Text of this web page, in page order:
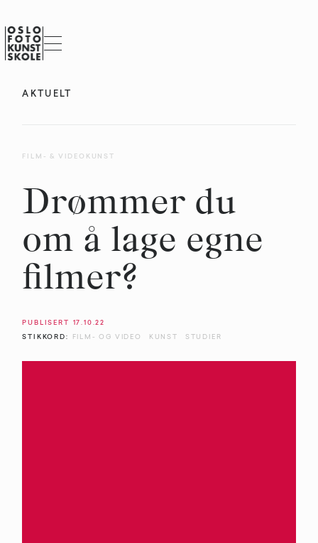
AKTUELT
FILM- & VIDEOKUNST
Drømmer du
om å lage egne
filmer?
PUBLISERT 17.10.22
STIKKORD: FILM- OG VIDEO KUNST STUDIER